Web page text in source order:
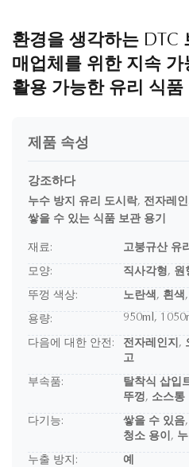
환경을 생각하는 DTC
매업체를 위한 지속 가
활용 가능한 유리 식품
제품 속성
강조하다
누수 방지 유리 도시락, 전자레
쌓을 수 있는 식품 보관 용기
재료: 고붕규산 유
모양: 직사각형, 원
뚜껑 색상: 노란색, 흰색,
용량: 950ml,
다음에 대한 안전:
전자레인지,
고
부속품:
탈착식 삽입
뚜껑, 소스통
다기능:
쌓을 수 있음
청소 용이, 누
누출 방지: 예